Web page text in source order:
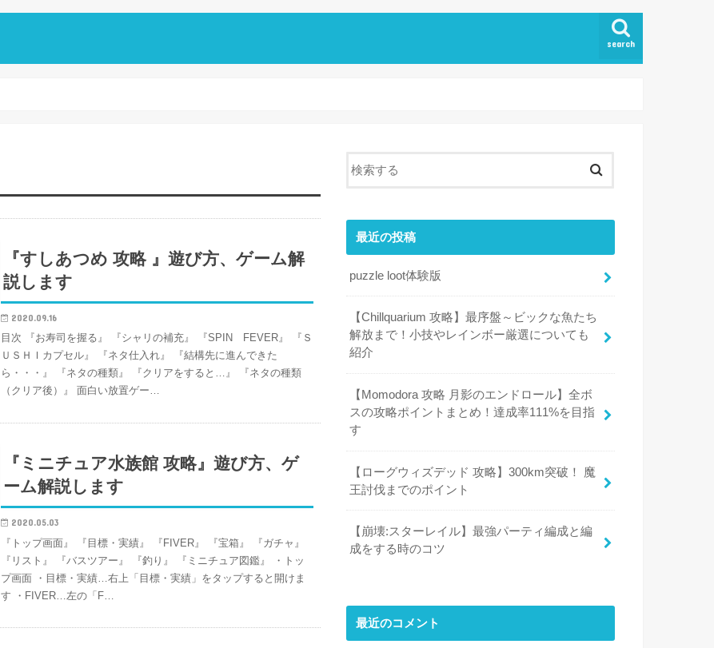
search
『すしあつめ 攻略 』遊び方、ゲーム解
説します
2020.09.16
目次 『お寿司を握る』 『シャリの補充』 『SPIN FEVER』 『Ｓ
ＵＳＨＩカプセル』 『ネタ仕入れ』 『結構先に進んできた
ら・・・』 『ネタの種類』 『クリアをすると…』 『ネタの種類
（クリア後）』 面白い放置ゲー…
『ミニチュア水族館 攻略』遊び方、ゲ
ーム解説します
2020.05.03
『トップ画面』 『目標・実績』 『FIVER』 『宝箱』 『ガチャ』
『リスト』 『バスツアー』 『釣り』 『ミニチュア図鑑』 ・トッ
プ画面 ・目標・実績…右上「目標・実績」をタップすると開けま
す ・FIVER…左の「F…
最近の投稿
puzzle loot体験版
【Chillquarium 攻略】最序盤～ビックな魚たち
解放まで！小技やレインボー厳選についても
紹介
【Momodora 攻略 月影のエンドロール】全ボ
スの攻略ポイントまとめ！達成率111%を目指
す
【ローグウィズデッド 攻略】300km突破！ 魔
王討伐までのポイント
【崩壊:スターレイル】最強パーティ編成と編
成をする時のコツ
最近のコメント